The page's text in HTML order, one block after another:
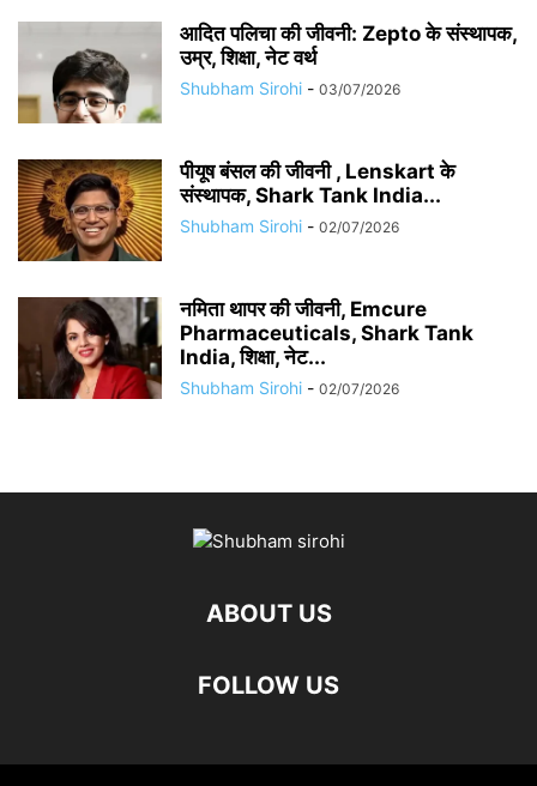
आदित पलिचा की जीवनी: Zepto के संस्थापक,
उम्र, शिक्षा, नेट वर्थ
Shubham Sirohi - 03/07/2026
पीयूष बंसल की जीवनी , Lenskart के
संस्थापक, Shark Tank India...
Shubham Sirohi - 02/07/2026
नमिता थापर की जीवनी, Emcure
Pharmaceuticals, Shark Tank
India, शिक्षा, नेट...
Shubham Sirohi - 02/07/2026
ABOUT US
FOLLOW US